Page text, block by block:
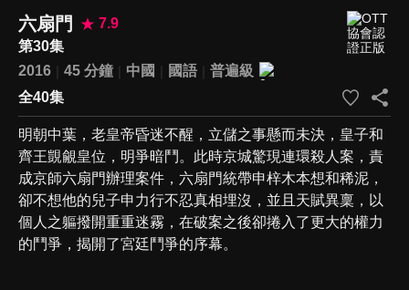
六扇門
7.9
第30集
2016
45 分鐘 中國 國語
普遍級
全40集
明朝中葉，老皇帝昏迷不醒，立儲之事懸而未決，皇子和
齊王覬覦皇位，明爭暗鬥。此時京城驚現連環殺人案，責
成京師六扇門辦理案件，六扇門統帶申梓木本想和稀泥，
卻不想他的兒子申力行不忍真相埋沒，並且天賦異稟，以
個人之軀撥開重重迷霧，在破案之後卻捲入了更大的權力
的鬥爭，揭開了宮廷鬥爭的序幕。